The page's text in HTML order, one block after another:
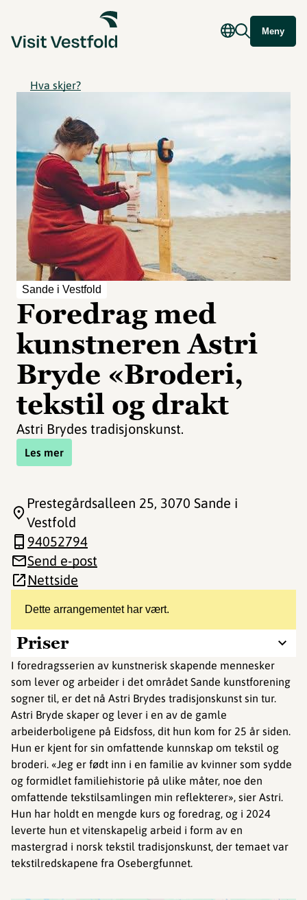
Meny
Hva skjer?
Sande i Vestfold
Foredrag med
kunstneren Astri
Bryde «Broderi,
tekstil og drakt
Astri Brydes tradisjonskunst.
Les mer
Dette arrangementet har vært.
Priser
I foredragsserien av kunstnerisk skapende mennesker
som lever og arbeider i det området Sande kunstforening
sogner til, er det nå Astri Brydes tradisjonskunst sin tur.
Astri Bryde skaper og lever i en av de gamle
arbeiderboligene på Eidsfoss, dit hun kom for 25 år siden.
Hun er kjent for sin omfattende kunnskap om tekstil og
broderi. «Jeg er født inn i en familie av kvinner som sydde
og formidlet familiehistorie på ulike måter, noe den
omfattende tekstilsamlingen min reflekterer», sier Astri.
Hun har holdt en mengde kurs og foredrag, og i 2024
leverte hun et vitenskapelig arbeid i form av en
mastergrad i norsk tekstil tradisjonskunst, der temaet var
tekstilredskapene fra Osebergfunnet.
Prestegårdsalleen 25, 3070 Sande i
Vestfold
94052794
Send e-post
Nettside